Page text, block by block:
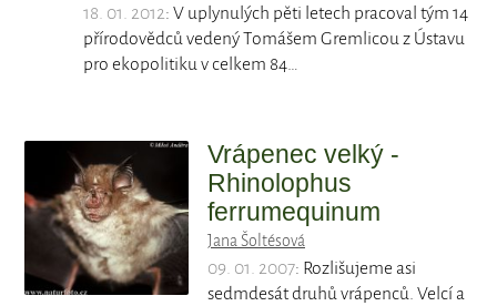
18. 01. 2012: V uplynulých pěti letech pracoval tým 14
přírodovědců vedený Tomášem Gremlicou z Ústavu
pro ekopolitiku v celkem 84…
Vrápenec velký -
Rhinolophus
ferrumequinum
Jana Šoltésová
09. 01. 2007: Rozlišujeme asi
sedmdesát druhů vrápenců. Velcí a